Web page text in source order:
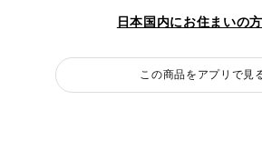
日本国内にお住まいの
この商品をアプリで見